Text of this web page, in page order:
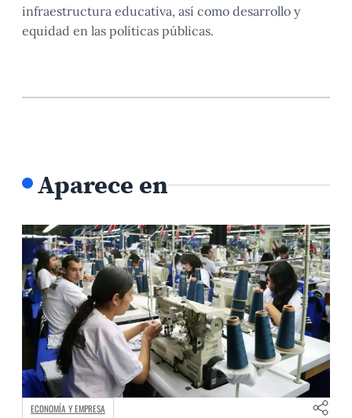
infraestructura educativa, así como desarrollo y
equidad en las políticas públicas.
Aparece en
ECONOMÍA Y EMPRESA